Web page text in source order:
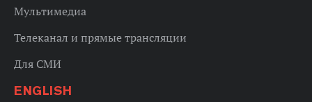
Мультимедиа
Телеканал и прямые трансляции
Для СМИ
ENGLISH